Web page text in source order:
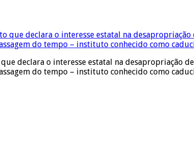
declara o interesse estatal na desapropriação
do tempo – instituto conhecido como